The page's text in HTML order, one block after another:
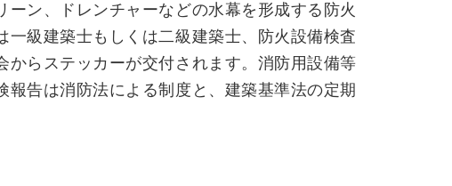
ン、ドレンチャーなどの水幕を形成する防火
級建築士もしくは二級建築士、防火設備検査
らステッカーが交付されます。消防用設備等
告は消防法による制度と、建築基準法の定期